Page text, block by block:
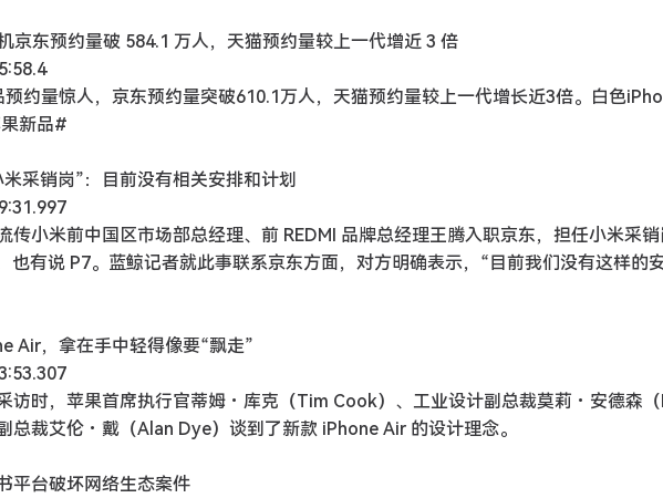
京东预约量破 584.1 万人，天猫预约量较上一代增近 3 倍
约量惊人，京东预约量突破610.1万人，天猫预约量较上一代增长近3倍。白色
新品#
采销岗”：目前没有相关安排和计划
传小米前中国区市场部总经理、前 REDMI 品牌总经理王腾入职京东，担任小米采
也有说 P7。蓝鲸记者就此事联系京东方面，对方明确表示，“目前我们没有这样的
Air，拿在手中轻得像要“飘走”
访时，苹果首席执行官蒂姆・库克（Tim Cook）、工业设计副总裁莫莉・安德森
裁艾伦・戴（Alan Dye）谈到了新款 iPhone Air 的设计理念。
平台破坏网络生态案件